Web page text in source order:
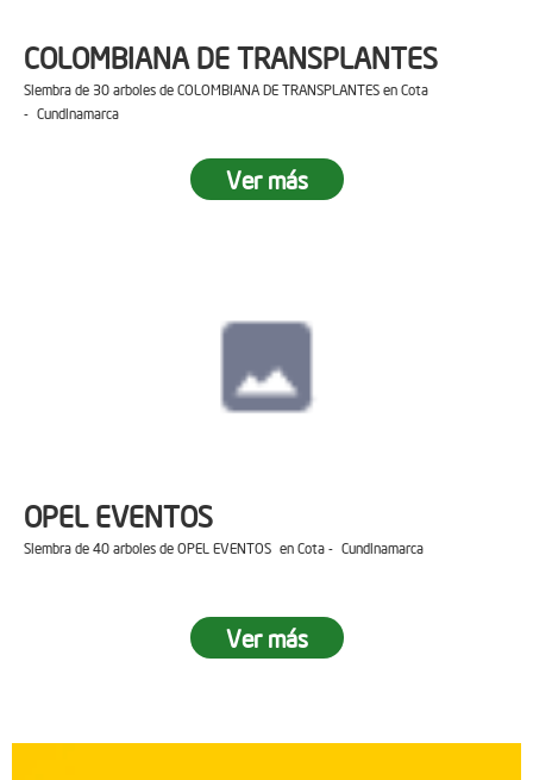
COLOMBIANA DE TRANSPLANTES
Siembra de 30 arboles de COLOMBIANA DE TRANSPLANTES en Cota
- Cundinamarca
Ver más
OPEL EVENTOS
Siembra de 40 arboles de OPEL EVENTOS en Cota - Cundinamarca
Ver más